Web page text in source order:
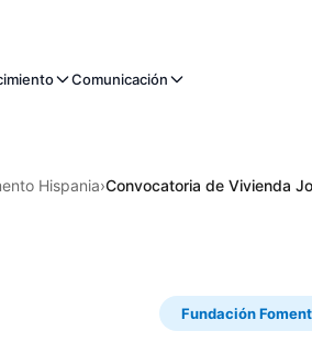
Comunicación
Hispania›Convocatoria de Vivienda
Fundación